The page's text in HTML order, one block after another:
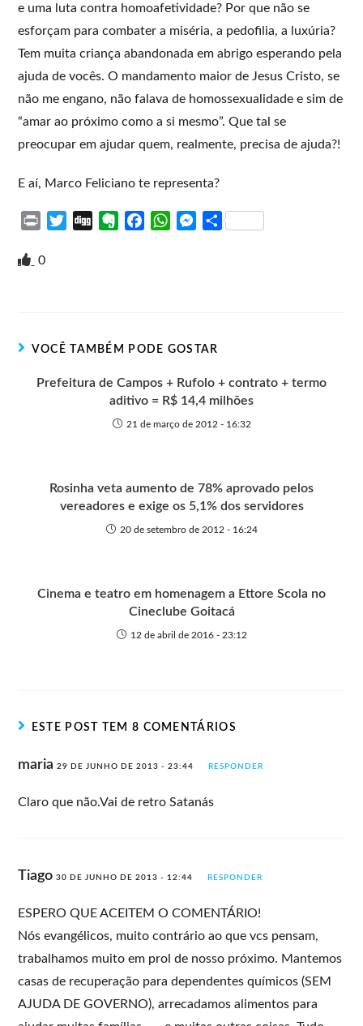
e uma luta contra homoafetividade? Por que não se
esforçam para combater a miséria, a pedofilia, a luxúria?
Tem muita criança abandonada em abrigo esperando pela
ajuda de vocês. O mandamento maior de Jesus Cristo, se
não me engano, não falava de homossexualidade e sim de
“amar ao próximo como a si mesmo”. Que tal se
preocupar em ajudar quem, realmente, precisa de ajuda?!
E aí, Marco Feliciano te representa?
i
D
e
k
W
p
M
e
r
S
0
VOCÊ TAMBÉM PODE GOSTAR
Prefeitura de Campos + Rufolo + contrato + termo
aditivo = R$ 14,4 milhões
21 de março de 2012 - 16:32
Rosinha veta aumento de 78% aprovado pelos
vereadores e exige os 5,1% dos servidores
20 de setembro de 2012 - 16:24
Cinema e teatro em homenagem a Ettore Scola no
Cineclube Goitacá
12 de abril de 2016 - 23:12
ESTE POST TEM 8 COMENTÁRIOS
maria29 DE JUNHO DE 2013 - 23:44 RESPONDER
Claro que não.Vai de retro Satanás
Tiago30 DE JUNHO DE 2013 - 12:44 RESPONDER
ESPERO QUE ACEITEM O COMENTÁRIO!
Nós evangélicos, muito contrário ao que vcs pensam,
trabalhamos muito em prol de nosso próximo. Mantemos
casas de recuperação para dependentes químicos (SEM
AJUDA DE GOVERNO), arrecadamos alimentos para